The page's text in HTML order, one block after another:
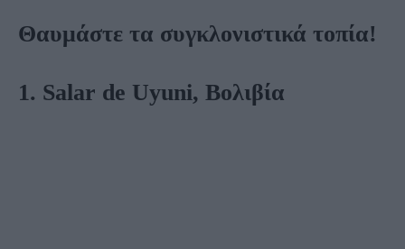
Θαυμάστε τα συγκλονιστικά τοπία!
1. Salar de Uyuni, Βολιβία